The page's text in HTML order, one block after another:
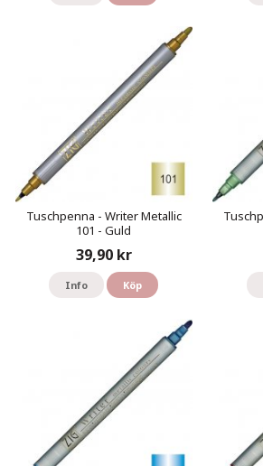
Tuschpenna - Writer Metallic
101 - Guld
39,90 kr
Info Köp